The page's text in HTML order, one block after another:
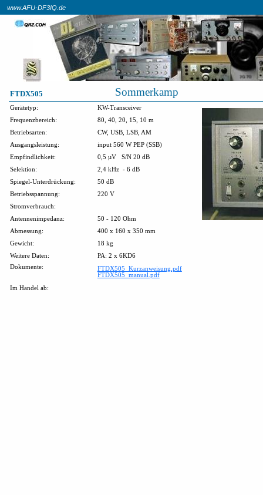
FTDX505 Sommerkamp
www.AFU-DF3IQ.de
Gerätetyp:
KW-Transceiver
Frequenzbereich:
80, 40, 20, 15, 10 m
Betriebsarten:
CW, USB, LSB, AM
Ausgangsleistung:
input 560 W PEP (SSB)
Empfindlichkeit:
0,5 µV
S/N 20 dB
Selektion:
2,4 kHz - 6 dB
Spiegel-Unterdrückung:
50 dB
Betriebsspannung:
220 V
Stromverbrauch:
Antennenimpedanz:
50 - 120 Ohm
Abmessung:
400 x 160 x 350 mm
Gewicht:
18 kg
Weitere Daten:
PA: 2 x 6KD6
Dokumente:
FTDX505_Kurzanweisung.pdf
FTDX505_manual.pdf
Im Handel ab: